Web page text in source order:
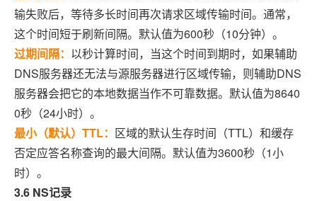
输失败后，等待多长时间再次请求区域传输时间。通常，
这个时间短于刷新间隔。默认值为600秒（10分钟）。
过期间隔： 以秒计算时间，当这个时间到期时，如果辅助
DNS服务器还无法与源服务器进行区域传输，则辅助DNS
服务器会把它的本地数据当作不可靠数据。默认值为8640
0秒（24小时）。
最小（默认）TTL： 区域的默认生存时间（TTL）和缓存
否定应答名称查询的最大间隔。默认值为3600秒（1小
时）。
3.6 NS记录